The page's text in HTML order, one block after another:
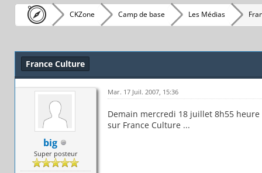
CKZone Camp de base Les Médias
France Culture
big
Super posteur
Mar. 17 Juil. 2007, 15:36
Demain mercredi 18 juillet 8h55
sur France Culture ...